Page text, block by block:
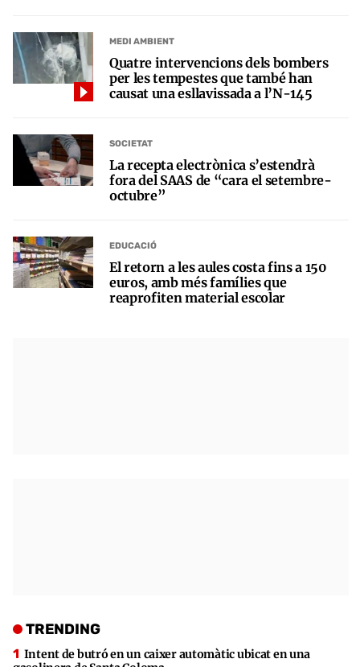
MEDI AMBIENT
Quatre intervencions dels bombers
per les tempestes que també han
causat una esllavissada a l’N-145
SOCIETAT
La recepta electrònica s’estendrà
fora del SAAS de “cara el setembre-
octubre”
EDUCACIÓ
El retorn a les aules costa fins a 150
euros, amb més famílies que
reaprofiten material escolar
TRENDING
Intent de butró en un caixer automàtic ubicat en una